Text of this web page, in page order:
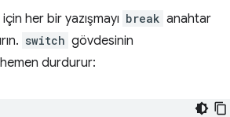
her bir yazışmayı break anahtar
switch gövdesinin
durdurur: